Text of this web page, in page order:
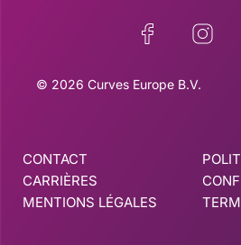
© 2026 Curves Europe B.V.
CONTACT
CARRIÈRES
MENTIONS LÉGALES